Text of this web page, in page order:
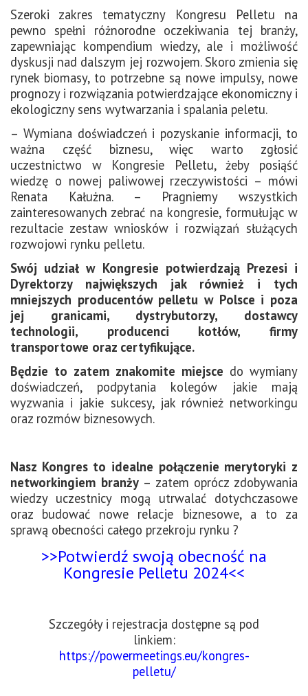
Szeroki zakres tematyczny Kongresu Pelletu na
pewno spełni różnorodne oczekiwania tej branży,
zapewniając kompendium wiedzy, ale i możliwość
dyskusji nad dalszym jej rozwojem. Skoro zmienia się
rynek biomasy, to potrzebne są nowe impulsy, nowe
prognozy i rozwiązania potwierdzające ekonomiczny i
ekologiczny sens wytwarzania i spalania peletu.
– Wymiana doświadczeń i pozyskanie informacji, to
ważna część biznesu, więc warto zgłosić
uczestnictwo w Kongresie Pelletu, żeby posiąść
wiedzę o nowej paliwowej rzeczywistości – mówi
Renata Kałużna. – Pragniemy wszystkich
zainteresowanych zebrać na kongresie, formułując w
rezultacie zestaw wniosków i rozwiązań służących
rozwojowi rynku pelletu.
Swój udział w Kongresie potwierdzająPrezesi i
Dyrektorzy największych jak również i tych
mniejszych producentów pelletu w Polsce i poza
jej granicami, dystrybutorzy, dostawcy
technologii, producenci kotłów, firmy
transportowe oraz certyfikujące.
Będzie to zatem znakomite miejsce do wymiany
doświadczeń, podpytania kolegów jakie mają
wyzwania i jakie sukcesy, jak również networkingu
oraz rozmów biznesowych.
Nasz Kongres to idealne połączenie merytoryki z
networkingiem branży– zatem oprócz zdobywania
wiedzy uczestnicy mogą utrwalać dotychczasowe
oraz budować nowe relacje biznesowe, a to za
sprawą obecności całego przekroju rynku ?
>>Potwierdź swoją obecność na
Kongresie Pelletu 2024<<
Szczegóły i rejestracja dostępne są pod
linkiem:
https://powermeetings.eu/kongres-
pelletu/